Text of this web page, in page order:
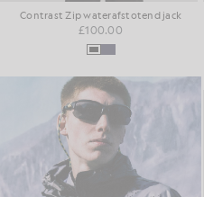
Contrast Zip waterafstotend jack
£100.00